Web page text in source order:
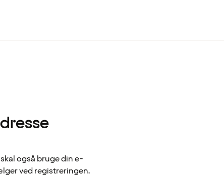
også bruge din e-
ved registreringen.